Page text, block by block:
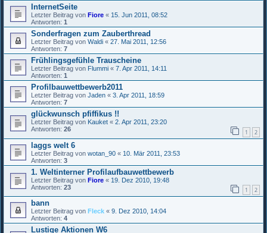
InternetSeite
Letzter Beitrag von Fiore « 15. Jun 2011, 08:52
Antworten: 1
Sonderfragen zum Zauberthread
Letzter Beitrag von Waldi « 27. Mai 2011, 12:56
Antworten: 7
Frühlingsgefühle Trauscheine
Letzter Beitrag von Flummi « 7. Apr 2011, 14:11
Antworten: 1
Profilbauwettbewerb2011
Letzter Beitrag von Jaden « 3. Apr 2011, 18:59
Antworten: 7
glückwunsch pfiffikus !!
Letzter Beitrag von Kauket « 2. Apr 2011, 23:20
Antworten: 26 1 2
laggs welt 6
Letzter Beitrag von wotan_90 « 10. Mär 2011, 23:53
Antworten: 3
1. Weltinterner Profilaufbauwettbewerb
Letzter Beitrag von Fiore « 19. Dez 2010, 19:48
Antworten: 23 1 2
bann
Letzter Beitrag von Fleck « 9. Dez 2010, 14:04
Antworten: 4
Lustige Aktionen W6